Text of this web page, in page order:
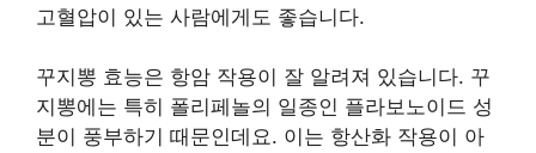
고혈압이 있는 사람에게도 좋습니다.
꾸지뽕 효능은 항암 작용이 잘 알려져 있습니다. 꾸
지뽕에는 특히 폴리페놀의 일종인 플라보노이드 성
분이 풍부하기 때문인데요. 이는 항산화 작용이 아